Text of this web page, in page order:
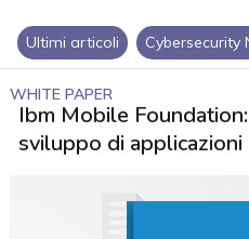
Ultimi articoli Cybersecurity
WHITE PAPER
Ibm Mobile
sviluppo di